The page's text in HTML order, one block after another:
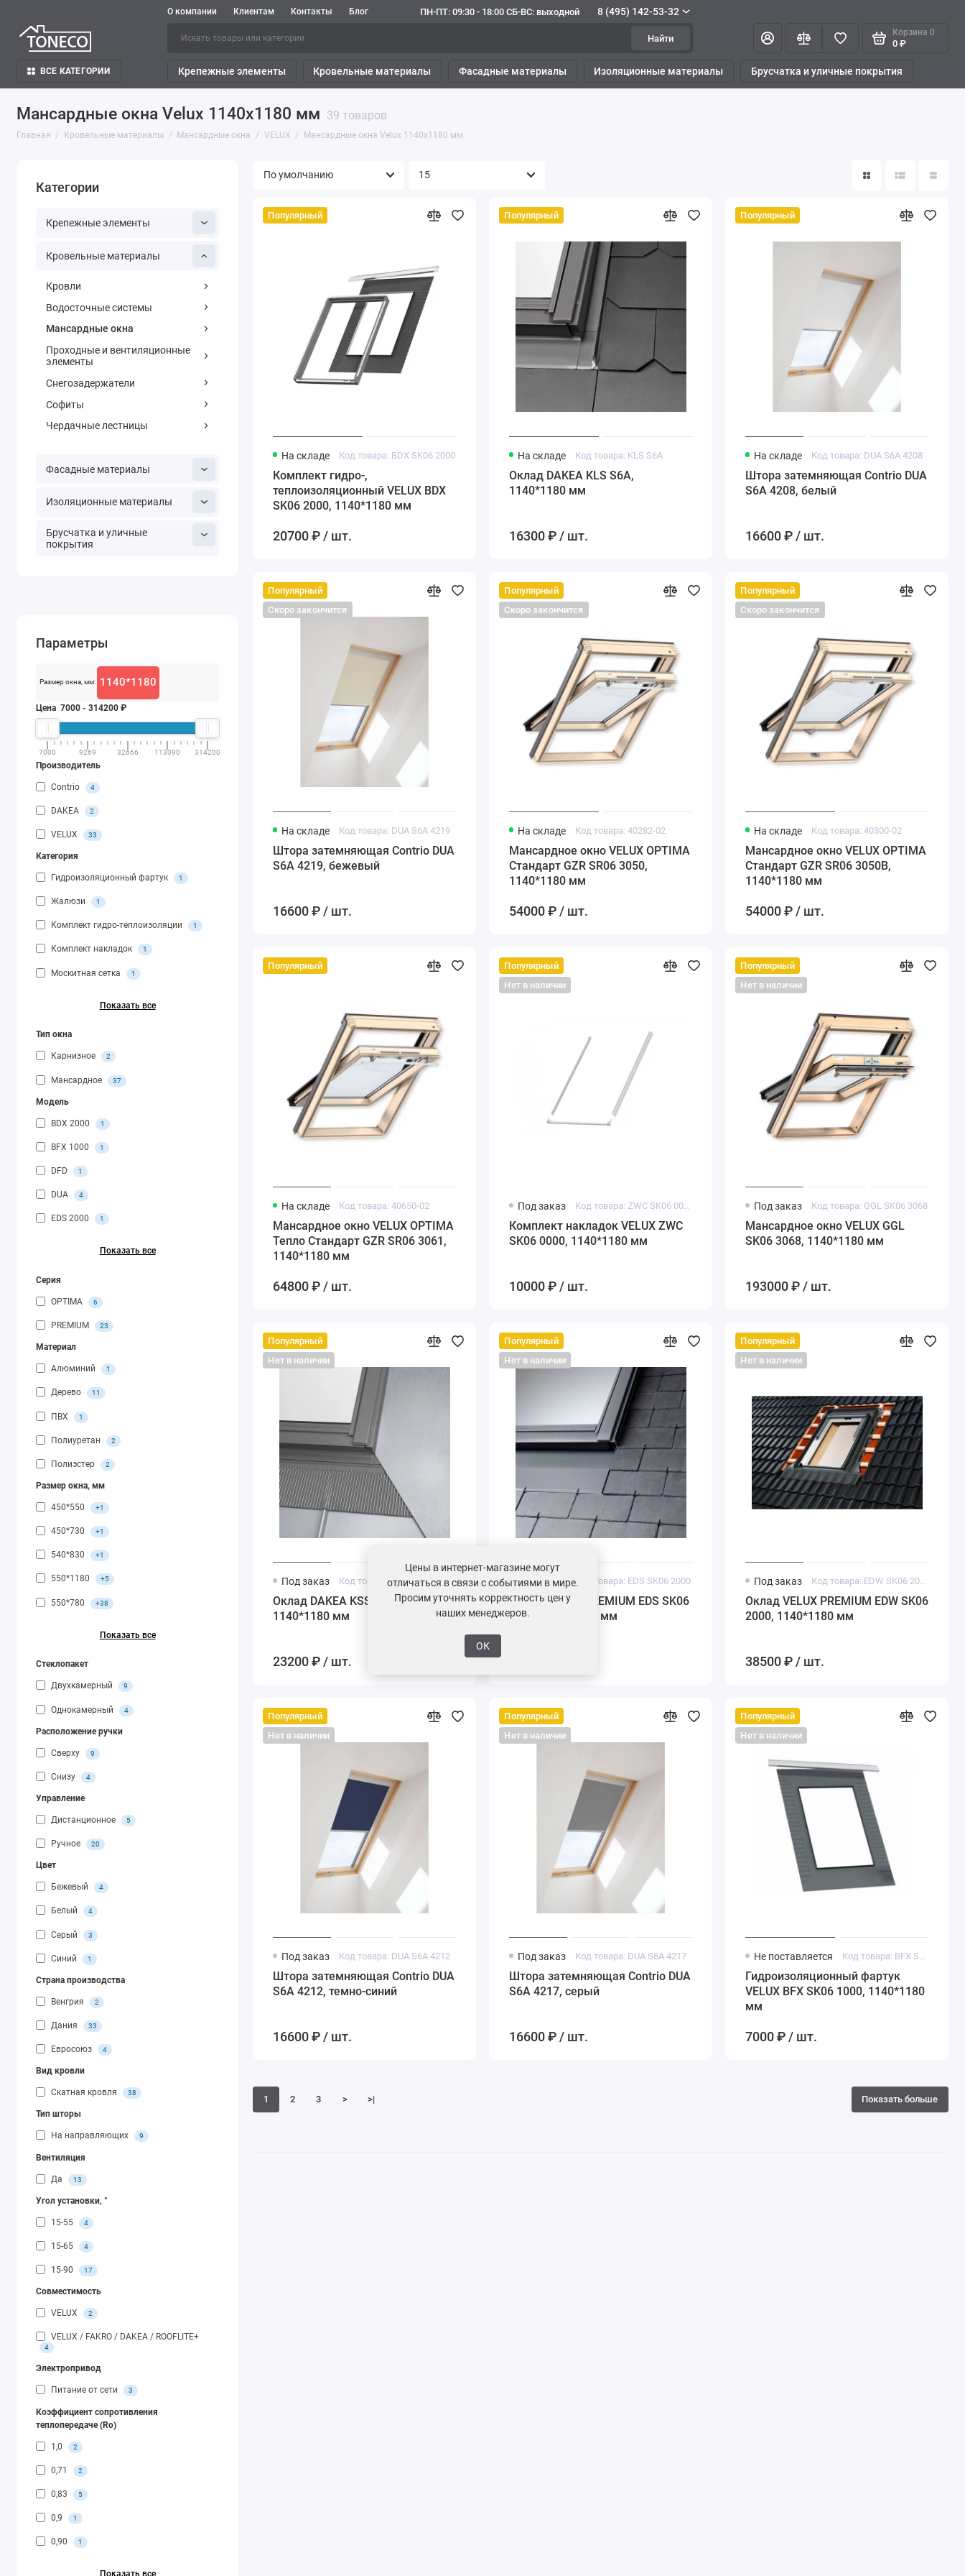
О компании Клиентам Контакты Блог ПН-ПТ: 09:30 - 18:00 СБ-ВС: выходной 8 (495) 142-53-32
Найти
Корзина 0
0 ₽
ВСЕ КАТЕГОРИИ Крепежные элементы Кровельные материалы Фасадные материалы Изоляционные материалы Брусчатка и уличные покрытия
Мансардные окна Velux 1140х1180 мм 39 товаров
Главная Кровельные материалы Мансардные окна VELUX Мансардные окна Velux 1140х1180 мм
Категории
Крепежные элементы
Кровельные материалы
Кровли
Водосточные системы
Мансардные окна
Проходные и вентиляционные
элементы
Снегозадержатели
Софиты
Чердачные лестницы
Фасадные материалы
Изоляционные материалы
Брусчатка и уличные
покрытия
Параметры
Размер окна, мм: 1140*1180
Цена7000 -314200 ₽
7000 9269 32666 113090 314200
Производитель
Contrio 4
DAKEA 2
VELUX 33
Категория
Гидроизоляционный фартук 1
Жалюзи 1
Комплект гидро-теплоизоляции 1
Комплект накладок 1
Москитная сетка 1
Показать все
Тип окна
Карнизное 2
Мансардное 37
Модель
BDX 2000 1
BFX 1000 1
DFD 1
DUA 4
EDS 2000 1
Показать все
Серия
OPTIMA 6
PREMIUM 23
Материал
Алюминий 1
Дерево 11
ПВХ 1
Полиуретан 2
Полиэстер 2
Размер окна, мм
450*550 +1
450*730 +1
540*830 +1
550*1180 +5
550*780 +38
Показать все
Стеклопакет
Двухкамерный 9
Однокамерный 4
Расположение ручки
Сверху 9
Снизу 4
Управление
Дистанционное 5
Ручное 20
Цвет
Бежевый 4
Белый 4
Серый 3
Синий 1
Страна производства
Венгрия 2
Дания 33
Евросоюз 4
Вид кровли
Скатная кровля 38
Тип шторы
На направляющих 9
Вентиляция
Да 13
Угол установки, °
15-55 4
15-65 4
15-90 17
Совместимость
VELUX 2
VELUX / FAKRO / DAKEA / ROOFLITE+
4
Электропривод
Питание от сети 3
Коэффициент сопротивления
теплопередаче (Ro)
1,0 2
0,71 2
0,83 5
0,9 1
0,90 1
Показать все
Популярный
На складе Код товара: BDX SK06 2000
Комплект гидро-,
теплоизоляционный VELUX BDX
SK06 2000, 1140*1180 мм
20700 ₽ / шт.
Популярный
На складе Код товара: KLS S6A
Оклад DAKEA KLS S6A,
1140*1180 мм
16300 ₽ / шт.
Популярный
На складе Код товара: DUA S6A 4208
Штора затемняющая Contrio DUA
S6A 4208, белый
16600 ₽ / шт.
Популярный
Скоро закончится
На складе Код товара: DUA S6A 4219
Штора затемняющая Contrio DUA
S6A 4219, бежевый
16600 ₽ / шт.
Популярный
Скоро закончится
На складе Код товара: 40282-02
Мансардное окно VELUX OPTIMA
Стандарт GZR SR06 3050,
1140*1180 мм
54000 ₽ / шт.
Популярный
Скоро закончится
На складе Код товара: 40300-02
Мансардное окно VELUX OPTIMA
Стандарт GZR SR06 3050B,
1140*1180 мм
54000 ₽ / шт.
Популярный
На складе Код товара: 40650-02
Мансардное окно VELUX OPTIMA
Тепло Стандарт GZR SR06 3061,
1140*1180 мм
64800 ₽ / шт.
Популярный
Нет в наличии
Под заказ Код товара: ZWC SK06 0000
Комплект накладок VELUX ZWC
SK06 0000, 1140*1180 мм
10000 ₽ / шт.
Популярный
Нет в наличии
Под заказ Код товара: GGL SK06 3068
Мансардное окно VELUX GGL
SK06 3068, 1140*1180 мм
193000 ₽ / шт.
Популярный
Нет в наличии
Под заказ Код товара: KSS S6A
Оклад DAKEA KSS S6A,
1140*1180 мм
23200 ₽ / шт.
Популярный
Нет в наличии
Под заказ Код товара: EDS SK06 2000
Оклад VELUX PREMIUM EDS SK06
2000, 1140*1180 мм
Популярный
Нет в наличии
Под заказ Код товара: EDW SK06 2000
Оклад VELUX PREMIUM EDW SK06
2000, 1140*1180 мм
38500 ₽ / шт.
Популярный
Нет в наличии
Под заказ Код товара: DUA S6A 4212
Штора затемняющая Contrio DUA
S6A 4212, темно-синий
16600 ₽ / шт.
Популярный
Нет в наличии
Под заказ Код товара: DUA S6A 4217
Штора затемняющая Contrio DUA
S6A 4217, серый
16600 ₽ / шт.
Популярный
Нет в наличии
Не поставляется Код товара: BFX SK06 1000
Гидроизоляционный фартук
VELUX BFX SK06 1000, 1140*1180
мм
7000 ₽ / шт.
1 2 3 > >| Показать больше
Цены в интернет-магазине могут
отличаться в связи с событиями в мире.
Просим уточнять корректность цен у
наших менеджеров.
ОК